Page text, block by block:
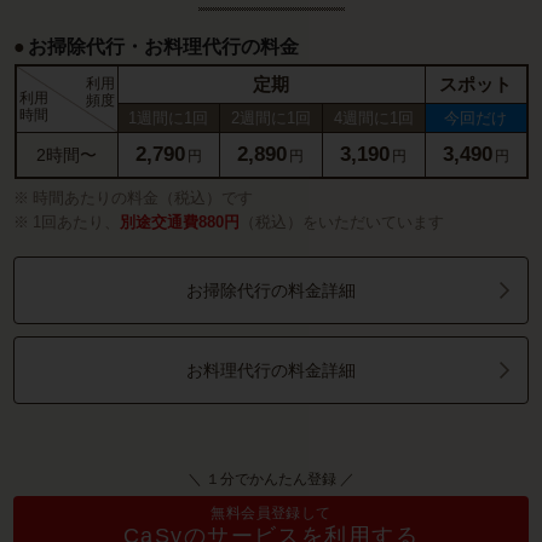
お掃除代行・お料理代行の料金
利用
時間
利用
頻度
定期 スポット
1週間に1回 2週間に1回 4週間に1回 今回だけ
2時間〜 2,790 円 2,890 円 3,190 円 3,490 円
時間あたりの料金（税込）です
1回あたり、
別途交通費880円 （税込）をいただいています
お掃除代行の料金詳細
お料理代行の料金詳細
＼ １分でかんたん登録 ／
無料会員登録して
CaSyのサービスを利用する